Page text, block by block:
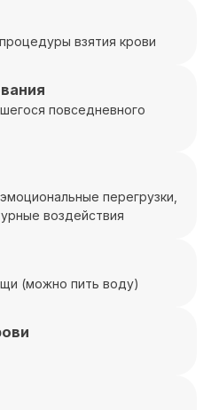
взятия крови
повседневного
перегрузки,
воздействия
(можно пить воду)